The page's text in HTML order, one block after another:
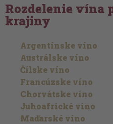
Rozdelenie vína
krajiny
Argentínske víno
Austrálske víno
Čílske víno
Francúzske víno
Chorvátske víno
Juhoafrické víno
Maďarské víno